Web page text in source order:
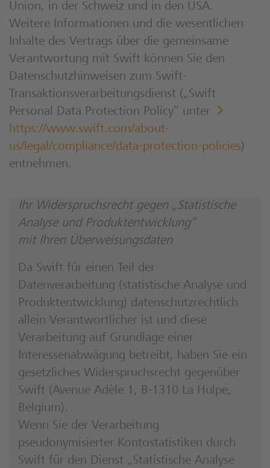
Union, in der Schweiz und in den USA.
Weitere Informationen und die wesentlichen
Inhalte des Vertrags über die gemeinsame
Verantwortung mit Swift können Sie den
Datenschutzhinweisen zum Swift-
Transaktionsverarbeitungsdienst („Swift
Personal Data Protection Policy“ unter
https://www.swift.com/about-
us/legal/compliance/data-protection-policies)
entnehmen.
Ihr Widerspruchsrecht gegen „Statistische
Analyse und Produktentwicklung“
mit Ihren Überweisungsdaten
Da Swift für einen Teil der
Datenverarbeitung (statistische Analyse und
Produktentwicklung) datenschutzrechtlich
allein Verantwortlicher ist und diese
Verarbeitung auf Grundlage einer
Interessenabwägung betreibt, haben Sie ein
gesetzliches Widerspruchsrecht gegenüber
Swift (Avenue Adèle 1, B-1310 La Hulpe,
Belgium).
Wenn Sie der Verarbeitung
pseudonymisierter Kontostatistiken durch
Swift für den Dienst „Statistische Analyse